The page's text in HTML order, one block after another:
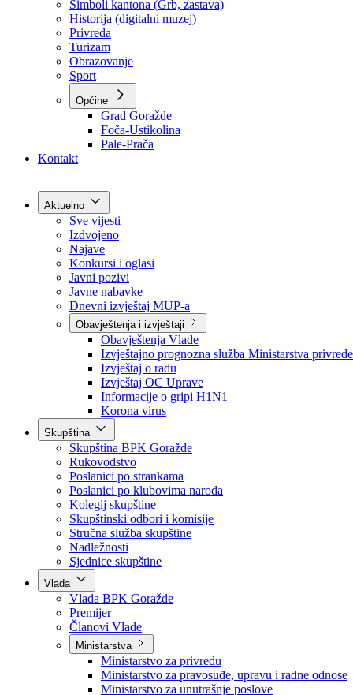
O kantonu
O kantonu
Simboli kantona (Grb, zastava)
Historija (digitalni muzej)
Privreda
Turizam
Obrazovanje
Sport
Općine
Kontakt
Aktuelno
Sve vijesti
Izdvojeno
Najave
Konkursi i oglasi
Javni pozivi
Javne nabavke
Dnevni izvještaj MUP-a
Obavještenja i izvještaji
Obavještenja Vlade
Izvještajno prognozna služba Ministarstva privrede
Izvještaj o radu
Izvještaj OC Uprave
Informacije o gripi H1N1
Korona virus
Skupština
Skupština BPK Goražde
Rukovodstvo
Poslanici po strankama
Poslanici po klubovima naroda
Kolegij skupštine
Skupštinski odbori i komisije
Stručna služba skupštine
Nadležnosti
Sjednice skupštine
Vlada
Vlada BPK Goražde
Premijer
Članovi Vlade
Ministarstva